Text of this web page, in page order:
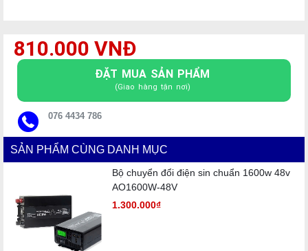
- Sản phẩm này có kích thước nhỏ, trọng lượng nhẹ, không gây ô
nhiễm và tiếng ồn thấp. Sử dụng vỏ hợp kim nhôm, phun cát và
- Phương pháp làm mát điều khiển nhiệt độ thông minh làm mát
không khí, quạt thông minh
810.000 VNĐ
ĐẶT MUA SẢN PHẨM
(Giao hàng tận nơi)
076 4434 786
SẢN PHẨM CÙNG DANH MỤC
Bộ chuyển đổi điện sin chuẩn 1600w 48v
AO1600W-48V
1.300.000₫